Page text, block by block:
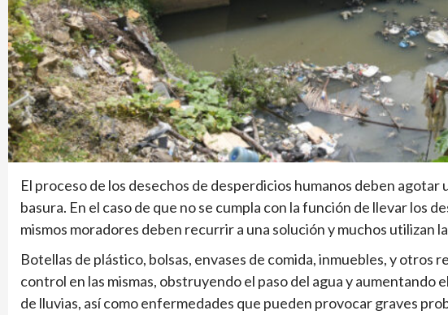
El proceso de los desechos de desperdicios humanos deben
basura. En el caso de que no se cumpla con la función de llevar los
mismos moradores deben recurrir a una solución y muchos utilizan
Botellas de plástico, bolsas, envases de comida, inmuebles, y otros
control en las mismas, obstruyendo el paso del agua y
de lluvias, así como enfermedades que pueden provocar graves